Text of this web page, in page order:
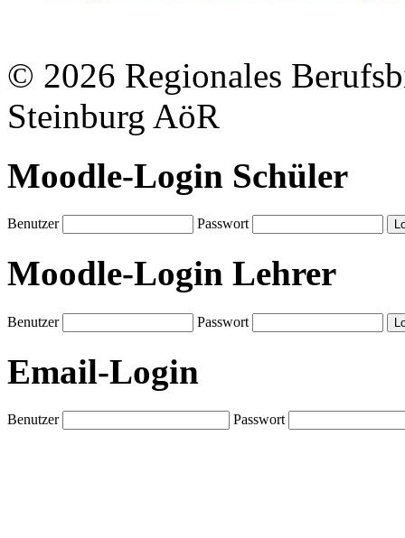
© 2026 Regionales
Steinburg AöR
Moodle-Login Schüler
Benutzer Passwort
Moodle-Login Lehrer
Benutzer Passwort
Email-Login
Benutzer Passwort